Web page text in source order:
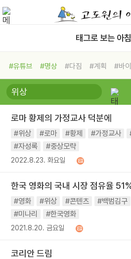
태그로 보는 아
#유튜브 #명상 #다짐 #계획 #바
#비전캠프
#독서캠프 #삶
#희망
#나눔 #친구 #링컨학교
#독서
#건강 #면역력
로마 황제의 가정교사 덕분에
#위상 #로마 #황제 #가정교사
#자성록
#중상모략
2022.8.23. 화요일
한국 영화의 국내 시장 점유율
#영화 #위상 #콘텐츠 #백범김구
#미나리
#한국영화
2021.8.20. 금요일
코리안 드림